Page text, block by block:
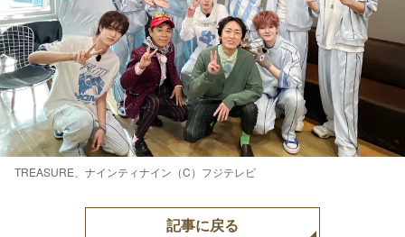
TREASURE、ナインティナイン（C）フジテレビ
記事に戻る